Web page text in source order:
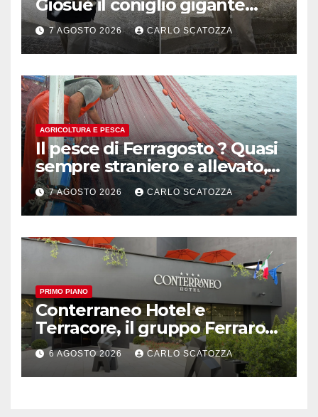
Giosuè il coniglio gigante
pluripremiato
7 AGOSTO 2026 CARLO SCATOZZA
AGRICOLTURA E PESCA
Il pesce di Ferragosto ? Quasi
sempre straniero e allevato,
in sofferenza
7 AGOSTO 2026 CARLO SCATOZZA
PRIMO PIANO
Conterraneo Hotel e
Terracore, il gruppo Ferraro
amplia l’ ospitalità e il gusto
alle porte di Caserta
6 AGOSTO 2026 CARLO SCATOZZA